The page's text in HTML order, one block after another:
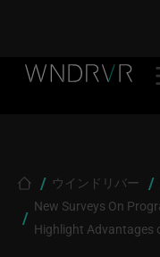
Skip to main content
Header
ウインドリバー
New Surveys On
Highlight Advantages